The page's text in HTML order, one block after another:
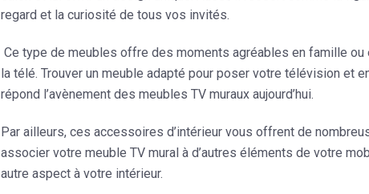
regard et la curiosité de tous vos invités.
Ce type de meubles offre des moments agréables en famille
la télé. Trouver un meuble adapté pour poser votre télévision et
répond l’avènement des meubles TV muraux aujourd’hui.
Par ailleurs, ces accessoires d’intérieur vous offrent de
associer votre meuble TV mural à d’autres éléments de votre
autre aspect à votre intérieur.